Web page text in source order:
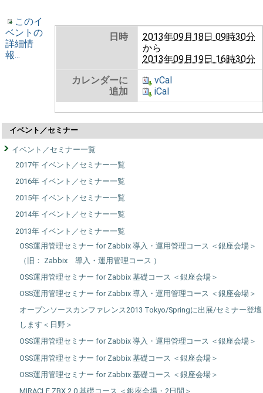
日時
2013年09月18日 09時30分
から
2013年09月19日 16時30分
カレンダーに
追加
vCal
iCal
このイ
ベントの
詳細情
報...
イベント／セミナー
イベント／セミナー一覧
2017年 イベント／セミナー一覧
2016年 イベント／セミナー一覧
2015年 イベント／セミナー一覧
2014年 イベント／セミナー一覧
2013年 イベント／セミナー一覧
OSS運用管理セミナー for Zabbix 導入・運用管理コース ＜銀座会場＞
（旧： Zabbix 導入・運用管理コース ）
OSS運用管理セミナー for Zabbix 基礎コース ＜銀座会場＞
OSS運用管理セミナー for Zabbix 導入・運用管理コース ＜銀座会場＞
オープンソースカンファレンス2013 Tokyo/Springに出展/セミナー登壇
します＜日野＞
OSS運用管理セミナー for Zabbix 導入・運用管理コース ＜銀座会場＞
OSS運用管理セミナー for Zabbix 基礎コース ＜銀座会場＞
OSS運用管理セミナー for Zabbix 基礎コース ＜銀座会場＞
MIRACLE ZBX 2.0 基礎コース ＜銀座会場・2日間＞